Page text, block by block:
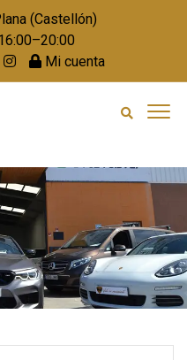
(Castellón)
Mi cuenta